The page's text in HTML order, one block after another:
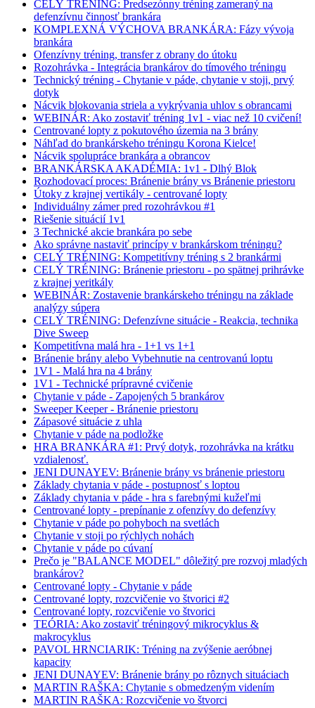
CELÝ TRÉNING: Predsezónny tréning zameraný na
defenzívnu činnosť brankára
KOMPLEXNÁ VÝCHOVA BRANKÁRA: Fázy vývoja
brankára
Ofenzívny tréning, transfer z obrany do útoku
Rozohrávka - Integrácia brankárov do tímového tréningu
Technický tréning - Chytanie v páde, chytanie v stoji, prvý
dotyk
Nácvik blokovania striela a vykrývania uhlov s obrancami
WEBINÁR: Ako zostaviť tréning 1v1 - viac než 10 cvičení!
Centrované lopty z pokutového územia na 3 brány
Náhľad do brankárskeho tréningu Korona Kielce!
Nácvik spolupráce brankára a obrancov
BRANKÁRSKA AKADÉMIA: 1v1 - Dlhý Blok
Rozhodovací proces: Bránenie brány vs Bránenie priestoru
Útoky z krajnej vertikály - centrované lopty
Individuálny zámer pred rozohrávkou #1
Riešenie situácií 1v1
3 Technické akcie brankára po sebe
Ako správne nastaviť princípy v brankárskom tréningu?
CELÝ TRÉNING: Kompetitívny tréning s 2 brankármi
CELÝ TRÉNING: Bránenie priestoru - po spätnej prihrávke
z krajnej veritkály
WEBINÁR: Zostavenie brankárskeho tréningu na základe
analýzy súpera
CELÝ TRÉNING: Defenzívne situácie - Reakcia, technika
Dive Sweep
Kompetitívna malá hra - 1+1 vs 1+1
Bránenie brány alebo Vybehnutie na centrovanú loptu
1V1 - Malá hra na 4 brány
1V1 - Technické prípravné cvičenie
Chytanie v páde - Zapojených 5 brankárov
Sweeper Keeper - Bránenie priestoru
Zápasové situácie z uhla
Chytanie v páde na podložke
HRA BRANKÁRA #1: Prvý dotyk, rozohrávka na krátku
vzdialenosť.
JENI DUNAYEV: Bránenie brány vs bránenie priestoru
Základy chytania v páde - postupnosť s loptou
Základy chytania v páde - hra s farebnými kužeľmi
Centrované lopty - prepínanie z ofenzívy do defenzívy
Chytanie v páde po pohyboch na svetlách
Chytanie v stoji po rýchlych nohách
Chytanie v páde po cúvaní
Prečo je "BALANCE MODEL" dôležitý pre rozvoj mladých
brankárov?
Centrované lopty - Chytanie v páde
Centrované lopty, rozcvičenie vo štvorici #2
Centrované lopty, rozcvičenie vo štvorici
TEÓRIA: Ako zostaviť tréningový mikrocyklus &
makrocyklus
PAVOL HRNCIARIK: Tréning na zvýšenie aeróbnej
kapacity
JENI DUNAYEV: Bránenie brány po rôznych situáciach
MARTIN RAŠKA: Chytanie s obmedzeným videním
MARTIN RAŠKA: Rozcvičenie vo štvorci